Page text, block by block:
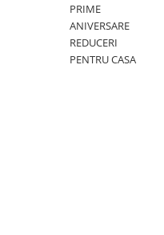
PRIME
ANIVERSARE
REDUCERI
PENTRU CASA